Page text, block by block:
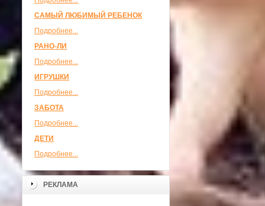
САМЫЙ ЛЮБИМЫЙ РЕБЕНОК
Подробнее...
РАНО-ЛИ
Подробнее...
ИГРУШКИ
Подробнее...
ЗАБОТА
Подробнее...
ДЕТИ
Подробнее...
РЕКЛАМА